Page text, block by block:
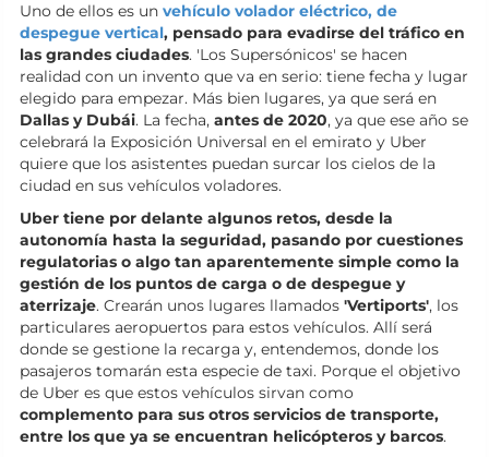
Uno de ellos es un vehículo volador eléctrico, de
despegue vertical, pensado para evadirse del tráfico en
las grandes ciudades. 'Los Supersónicos' se hacen
realidad con un invento que va en serio: tiene fecha y lugar
elegido para empezar. Más bien lugares, ya que será en
Dallas y Dubái. La fecha, antes de 2020, ya que ese año se
celebrará la Exposición Universal en el emirato y Uber
quiere que los asistentes puedan surcar los cielos de la
ciudad en sus vehículos voladores.
Uber tiene por delante algunos retos, desde la
autonomía hasta la seguridad, pasando por cuestiones
regulatorias o algo tan aparentemente simple como la
gestión de los puntos de carga o de despegue y
aterrizaje. Crearán unos lugares llamados 'Vertiports', los
particulares aeropuertos para estos vehículos. Allí será
donde se gestione la recarga y, entendemos, donde los
pasajeros tomarán esta especie de taxi. Porque el objetivo
de Uber es que estos vehículos sirvan como
complemento para sus otros servicios de transporte,
entre los que ya se encuentran helicópteros y barcos.